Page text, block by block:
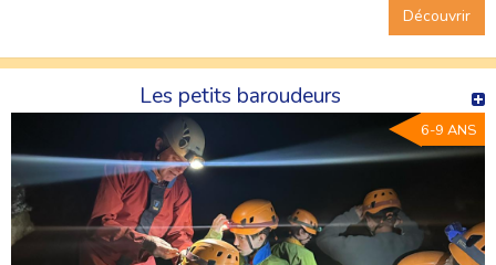
Découvrir
Les petits baroudeurs
6-9 ANS